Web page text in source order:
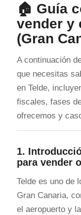
🏠 Guía
vender y
(Gran
A continuación
que necesitas
en Telde,
fiscales, fases
ofrecemos y
1.
para vender
Telde es uno de
Gran Canaria,
el aeropuerto y